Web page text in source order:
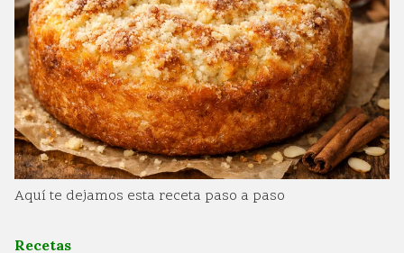
Aquí te dejamos esta receta paso a paso
Recetas